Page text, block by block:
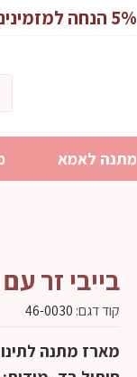
מתנה לאמא
5% הנחה למזמינים באתר | משלוחים עד הבית
בייבי זר
קוד דגם: 46-0030
מארז מתנה